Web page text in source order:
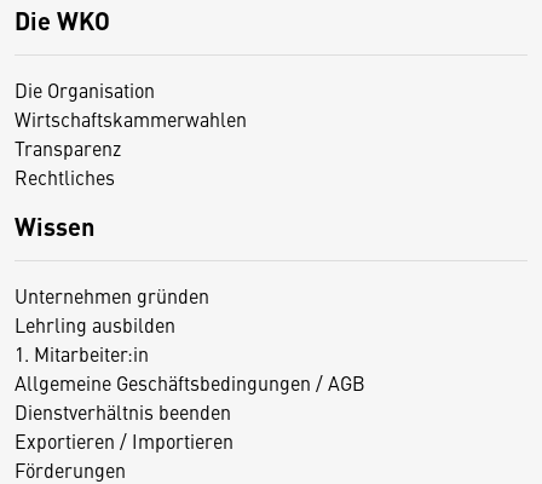
Die WKO
Die Organisation
Wirtschaftskammerwahlen
Transparenz
Rechtliches
Wissen
Unternehmen gründen
Lehrling ausbilden
1. Mitarbeiter:in
Allgemeine Geschäftsbedingungen / AGB
Dienstverhältnis beenden
Exportieren / Importieren
Förderungen